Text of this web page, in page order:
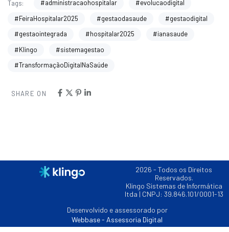
Tags: #administracaohospitalar
#evolucaodigital
#FeiraHospitalar2025
#gestaodasaude
#gestaodigital
#gestaointegrada
#hospitalar2025
#ianasaude
#Klingo
#sistemagestao
#TransformaçãoDigitalNaSaúde
SHARE ON
2026 - Todos os Direitos
Reservados.
Klingo Sistemas de Informática
ltda | CNPJ: 39.846.101/0001-13
Desenvolvido e assessorado por
Webbase - Assessoria Digital